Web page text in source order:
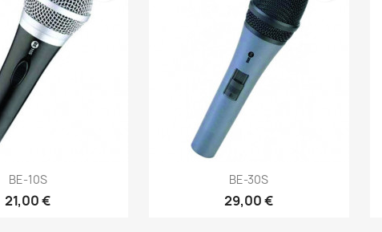
BE-10S
21,00 €
Aperçu rapide BE-30S
29,00 €
Aperçu rapide